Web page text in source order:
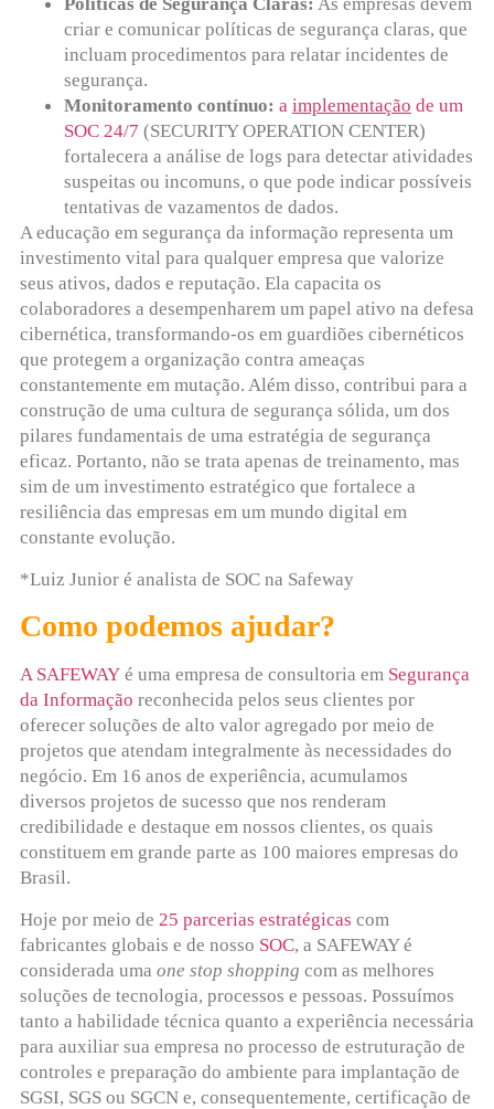
Políticas de Segurança Claras: As empresas devem
criar e comunicar políticas de segurança claras, que
incluam procedimentos para relatar incidentes de
segurança.
Monitoramento contínuo: a implementação de um
SOC 24/7 (SECURITY OPERATION CENTER)
fortalecera a análise de logs para detectar atividades
suspeitas ou incomuns, o que pode indicar possíveis
tentativas de vazamentos de dados.
A educação em segurança da informação representa um
investimento vital para qualquer empresa que valorize
seus ativos, dados e reputação. Ela capacita os
colaboradores a desempenharem um papel ativo na defesa
cibernética, transformando-os em guardiões cibernéticos
que protegem a organização contra ameaças
constantemente em mutação. Além disso, contribui para a
construção de uma cultura de segurança sólida, um dos
pilares fundamentais de uma estratégia de segurança
eficaz. Portanto, não se trata apenas de treinamento, mas
sim de um investimento estratégico que fortalece a
resiliência das empresas em um mundo digital em
constante evolução.
*Luiz Junior é analista de SOC na Safeway
Como podemos ajudar?
A SAFEWAYé uma empresa de consultoria em Segurança
da Informação reconhecida pelos seus clientes por
oferecer soluções de alto valor agregado por meio de
projetos que atendam integralmente às necessidades do
negócio. Em 16 anos de experiência, acumulamos
diversos projetos de sucesso que nos renderam
credibilidade e destaque em nossos clientes, os quais
constituem em grande parte as 100 maiores empresas do
Brasil.
Hoje por meio de 25 parcerias estratégicas com
fabricantes globais e de nosso SOC, a SAFEWAY é
considerada uma one stop shopping com as melhores
soluções de tecnologia, processos e pessoas. Possuímos
tanto a habilidade técnica quanto a experiência necessária
para auxiliar sua empresa no processo de estruturação de
controles e preparação do ambiente para implantação de
SGSI, SGS ou SGCN e, consequentemente, certificação de